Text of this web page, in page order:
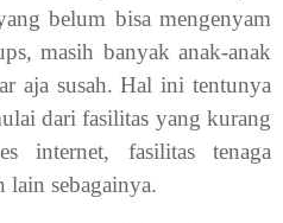
belum bisa mengenyam
masih banyak anak-anak
aja susah. Hal ini tentunya
dari fasilitas yang kurang
internet, fasilitas tenaga
lain sebagainya.